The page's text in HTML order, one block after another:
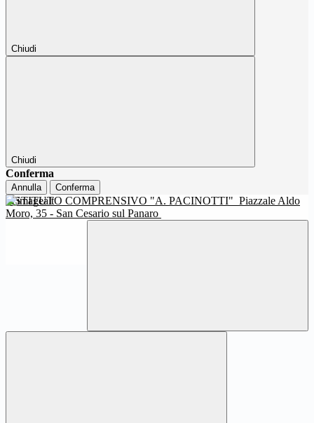
Chiudi
Chiudi
Conferma
Annulla Conferma
ISTITUTO COMPRENSIVO "A. PACINOTTI" Piazzale Aldo
Moro, 35 - San Cesario sul Panaro